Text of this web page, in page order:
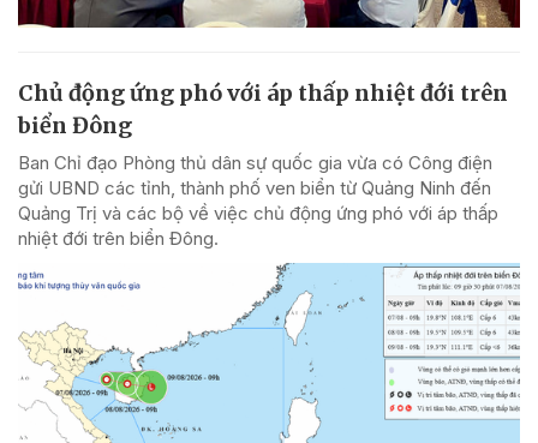
Chủ động ứng phó với áp thấp nhiệt đới trên
biển Đông
Ban Chỉ đạo Phòng thủ dân sự quốc gia vừa có Công điện
gửi UBND các tỉnh, thành phố ven biển từ Quảng Ninh đến
Quảng Trị và các bộ về việc chủ động ứng phó với áp thấp
nhiệt đới trên biển Đông.